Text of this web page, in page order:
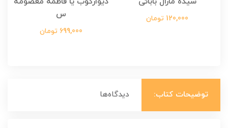
120,000 تومان
س
699,000 تومان
توضیحات کتاب: دیدگاه‌ها